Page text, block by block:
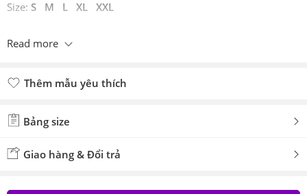
Size: S M L XL XXL
Read more
Thêm mẫu yêu thích
Bảng size
Giao hàng & Đổi trả